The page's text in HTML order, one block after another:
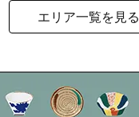
エリア一覧を見る